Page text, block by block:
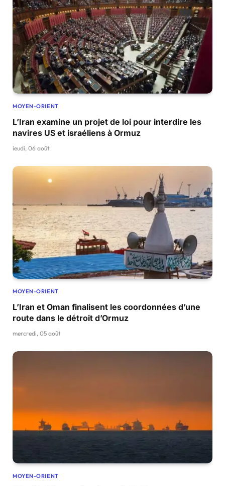
MOYEN-ORIENT
L’Iran examine un projet de loi pour interdire les
navires US et israéliens à Ormuz
jeudi, 06 août
MOYEN-ORIENT
L’Iran et Oman finalisent les coordonnées d’une
route dans le détroit d’Ormuz
mercredi, 05 août
MOYEN-ORIENT